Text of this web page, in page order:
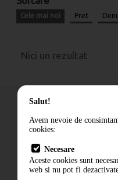
Cele mai noi Pret
Nici un rezultat
Cum comand
Livrare
Contact
Salut!
Avem nevoie de
cookies:
Necesare
Aceste cookies sunt
web si nu pot fi